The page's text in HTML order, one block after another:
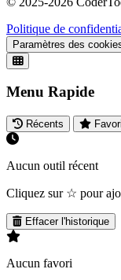
Politique de
Paramètres des
Menu Rapide
Récents
Aucun outil récent
Cliquez sur ☆ pour
Effacer l'historique
Aucun favori